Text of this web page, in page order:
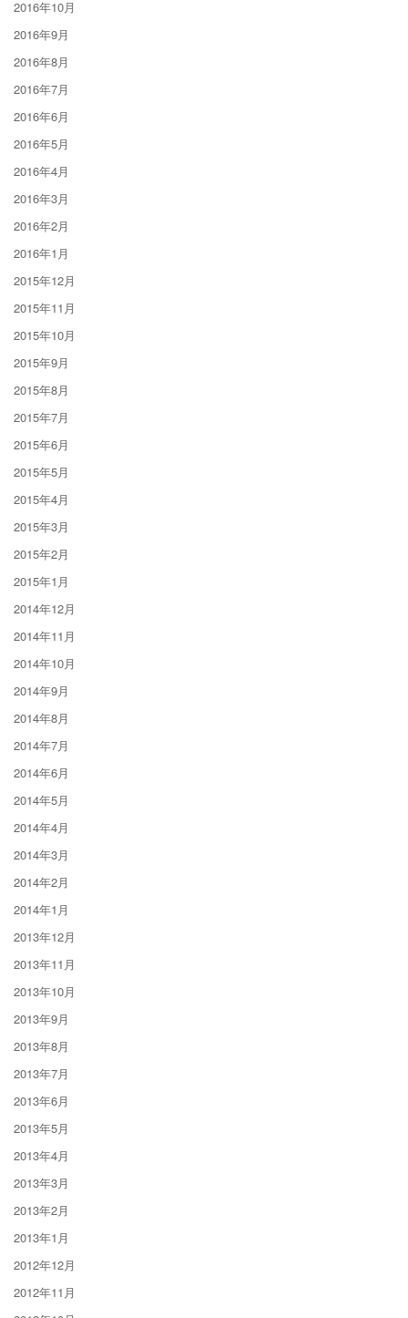
2016年10月
2016年9月
2016年8月
2016年7月
2016年6月
2016年5月
2016年4月
2016年3月
2016年2月
2016年1月
2015年12月
2015年11月
2015年10月
2015年9月
2015年8月
2015年7月
2015年6月
2015年5月
2015年4月
2015年3月
2015年2月
2015年1月
2014年12月
2014年11月
2014年10月
2014年9月
2014年8月
2014年7月
2014年6月
2014年5月
2014年4月
2014年3月
2014年2月
2014年1月
2013年12月
2013年11月
2013年10月
2013年9月
2013年8月
2013年7月
2013年6月
2013年5月
2013年4月
2013年3月
2013年2月
2013年1月
2012年12月
2012年11月